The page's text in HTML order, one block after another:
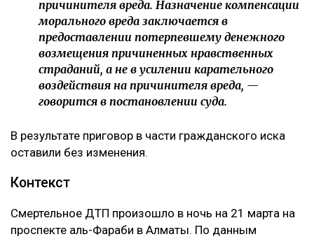
причинителя вреда. Назначение компенсации
морального вреда заключается в
предоставлении потерпевшему денежного
возмещения причиненных нравственных
страданий, а не в усилении карательного
воздействия на причинителя вреда, —
говорится в постановлении суда.
В результате приговор в части гражданского иска
оставили без изменения.
Контекст
Смертельное ДТП произошло в ночь на 21 марта на
проспекте аль-Фараби в Алматы. По данным